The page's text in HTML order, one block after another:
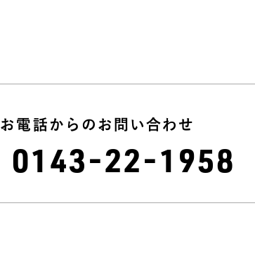
お電話からのお問い合わせ
0143-22-1958